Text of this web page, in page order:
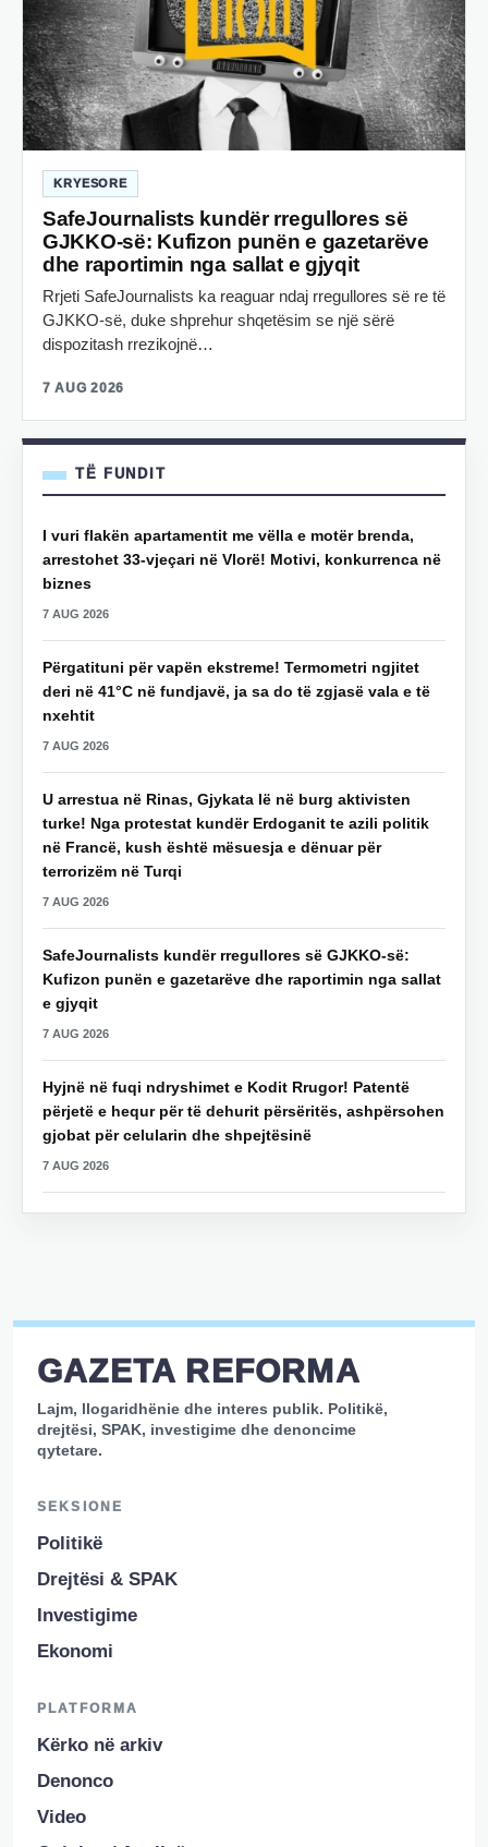
KRYESORE
SafeJournalists kundër rregullores së
GJKKO-së: Kufizon punën e gazetarëve
dhe raportimin nga sallat e gjyqit
Rrjeti SafeJournalists ka reaguar ndaj rregullores së re të
GJKKO-së, duke shprehur shqetësim se një sërë
dispozitash rrezikojnë…
7 AUG 2026
TË FUNDIT
I vuri flakën apartamentit me vëlla e motër brenda,
arrestohet 33-vjeçari në Vlorë! Motivi, konkurrenca në
biznes
7 AUG 2026
Përgatituni për vapën ekstreme! Termometri ngjitet
deri në 41°C në fundjavë, ja sa do të zgjasë vala e të
nxehtit
7 AUG 2026
U arrestua në Rinas, Gjykata lë në burg aktivisten
turke! Nga protestat kundër Erdoganit te azili politik
në Francë, kush është mësuesja e dënuar për
terrorizëm në Turqi
7 AUG 2026
SafeJournalists kundër rregullores së GJKKO-së:
Kufizon punën e gazetarëve dhe raportimin nga sallat
e gjyqit
7 AUG 2026
Hyjnë në fuqi ndryshimet e Kodit Rrugor! Patentë
përjetë e hequr për të dehurit përsëritës, ashpërsohen
gjobat për celularin dhe shpejtësinë
7 AUG 2026
GAZETA REFORMA
Lajm, llogaridhënie dhe interes publik. Politikë,
drejtësi, SPAK, investigime dhe denoncime
qytetare.
SEKSIONE
Politikë
Drejtësi & SPAK
Investigime
Ekonomi
PLATFORMA
Kërko në arkiv
Denonco
Video